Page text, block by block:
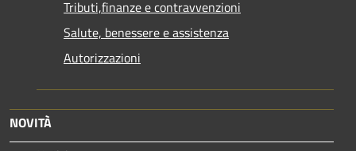
Tributi,finanze e contravvenzioni
Salute, benessere e assistenza
Autorizzazioni
NOVITÀ